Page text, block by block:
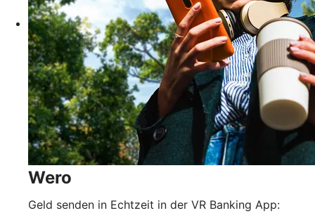
Wero
Geld senden in Echtzeit in der VR Banking App: